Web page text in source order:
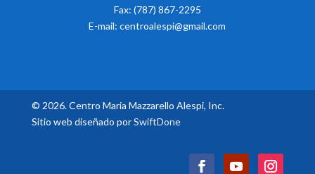
Fax: (787) 867-2295
E-mail:centroalespi@gmail.com
© 2026. Centro Maria Mazzarello Alespi, Inc.
Sitio web diseñado porSwiftDone